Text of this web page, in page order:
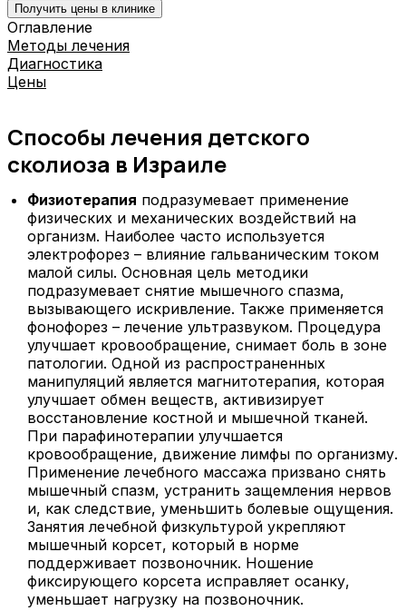
Получить цены в клинике
Оглавление
Методы лечения
Диагностика
Цены
Способы лечения детского
сколиоза в Израиле
Физиотерапия подразумевает применение
физических и механических воздействий на
организм. Наиболее часто используется
электрофорез – влияние гальваническим током
малой силы. Основная цель методики
подразумевает снятие мышечного спазма,
вызывающего искривление. Также применяется
фонофорез – лечение ультразвуком. Процедура
улучшает кровообращение, снимает боль в зоне
патологии. Одной из распространенных
манипуляций является магнитотерапия, которая
улучшает обмен веществ, активизирует
восстановление костной и мышечной тканей.
При парафинотерапии улучшается
кровообращение, движение лимфы по организму.
Применение лечебного массажа призвано снять
мышечный спазм, устранить защемления нервов
и, как следствие, уменьшить болевые ощущения.
Занятия лечебной физкультурой укрепляют
мышечный корсет, который в норме
поддерживает позвоночник. Ношение
фиксирующего корсета исправляет осанку,
уменьшает нагрузку на позвоночник.